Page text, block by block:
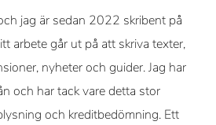
jag är sedan 2022 skribent på
arbete går ut på att skriva texter,
nyheter och guider. Jag har
och har tack vare detta stor
och kreditbedömning. Ett